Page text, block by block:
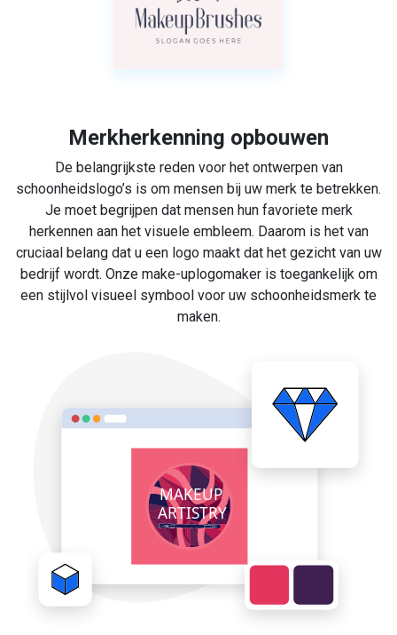
Merkherkenning opbouwen
De belangrijkste reden voor het ontwerpen van
schoonheidslogo’s is om mensen bij uw merk te betrekken.
Je moet begrijpen dat mensen hun favoriete merk
herkennen aan het visuele embleem. Daarom is het van
cruciaal belang dat u een logo maakt dat het gezicht van uw
bedrijf wordt. Onze make-uplogomaker is toegankelijk om
een stijlvol visueel symbool voor uw schoonheidsmerk te
maken.